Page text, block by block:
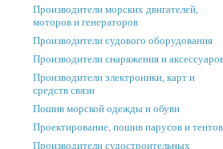
Производители морских двигателей,
моторов и генераторов
Производители судового оборудования
Производители снаряжения и
Производители электроники, карт и
средств связи
Пошив морской одежды и обуви
Проектирование, пошив парусов и тентов
Производители судостроительных